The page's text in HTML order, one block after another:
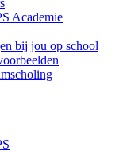
Academie
bij jou op school